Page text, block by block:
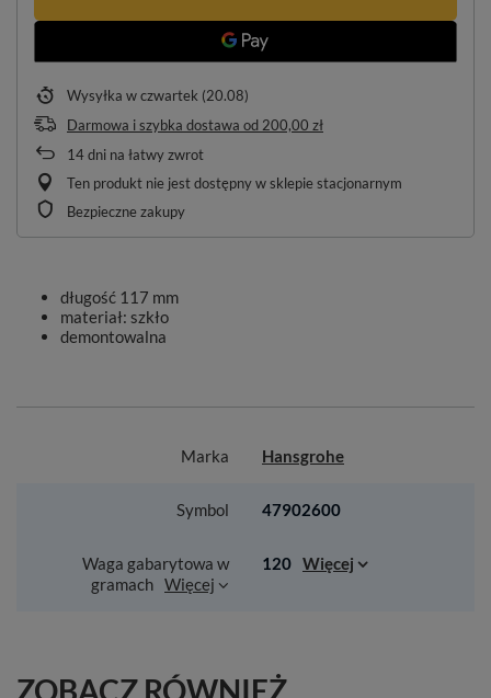
Wysyłka w czwartek (20.08)
Darmowa i szybka dostawa od 200,00 zł
14dni na łatwy zwrot
Ten produkt nie jest dostępny w sklepie stacjonarnym
Bezpieczne zakupy
długość 117 mm
materiał: szkło
demontowalna
Marka Hansgrohe
Symbol 47902600
Waga gabarytowa w
gramach Więcej
120 Więcej